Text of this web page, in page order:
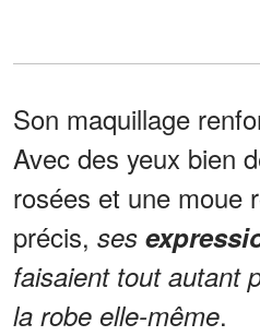
Son maquillage
Avec des yeux bien
rosées et une moue
précis, ses
faisaient tout autant
la robe elle-même.